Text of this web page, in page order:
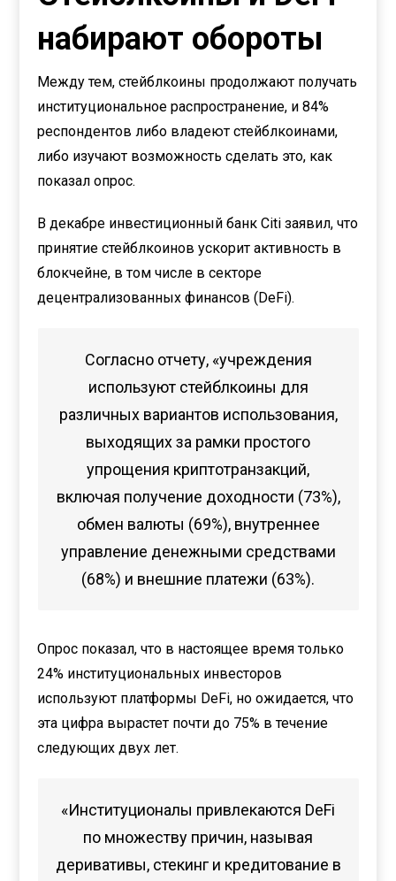
набирают обороты
Между тем, стейблкоины продолжают получать
институциональное распространение, и 84%
респондентов либо владеют стейблкоинами,
либо изучают возможность сделать это, как
показал опрос.
В декабре инвестиционный банк Citi заявил, что
принятие стейблкоинов ускорит активность в
блокчейне, в том числе в секторе
децентрализованных финансов (DeFi).
Согласно отчету, «учреждения
используют стейблкоины для
различных вариантов использования,
выходящих за рамки простого
упрощения криптотранзакций,
включая получение доходности (73%),
обмен валюты (69%), внутреннее
управление денежными средствами
(68%) и внешние платежи (63%).
Опрос показал, что в настоящее время только
24% институциональных инвесторов
используют платформы DeFi, но ожидается, что
эта цифра вырастет почти до 75% в течение
следующих двух лет.
«Институционалы привлекаются DeFi
по множеству причин, называя
деривативы, стекинг и кредитование в